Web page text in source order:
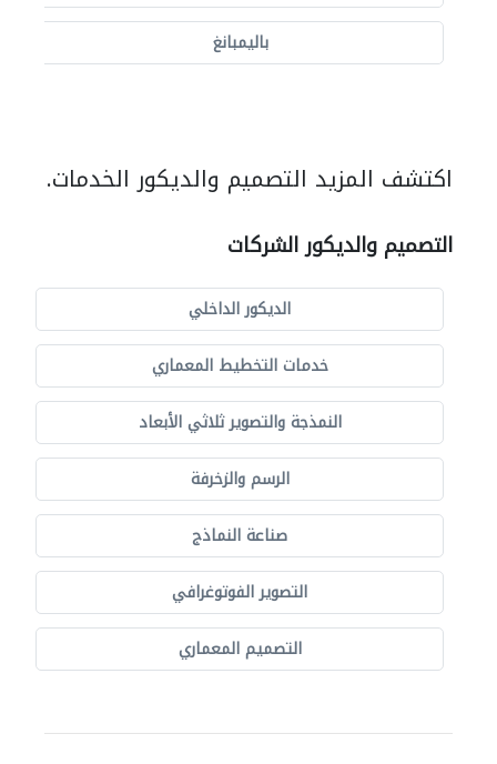
باليمبانغ
اكتشف المزيد التصميم والديكور الخدمات.
التصميم والديكور الشركات
الديكور الداخلي
خدمات التخطيط المعماري
النمذجة والتصوير ثلاثي الأبعاد
الرسم والزخرفة
صناعة النماذج
التصوير الفوتوغرافي
التصميم المعماري